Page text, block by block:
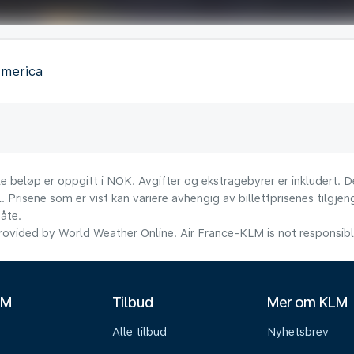
beløp er oppgitt i NOK. Avgifter og ekstragebyrer er inkludert.
som er vist kan variere avhengig av billettprisenes
by World Weather Online. Air France-KLM is not
Tilbud
Alle tilbud
Mer om KLM
Nyhetsbrev